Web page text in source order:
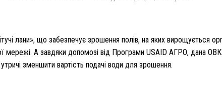
лани», що забезпечує зрошення полів, на яких вирощується
мережі. А завдяки допомозі від Програми USAID АГРО, дана
зменшити вартість подачі води для зрошення.